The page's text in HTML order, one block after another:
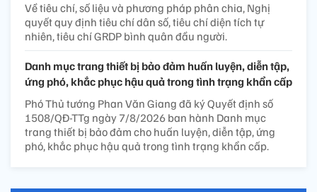
Về tiêu chí, số liệu và phương pháp phân chia, Nghị
quyết quy định tiêu chí dân số, tiêu chí diện tích tự
nhiên, tiêu chí GRDP bình quân đầu người.
Danh mục trang thiết bị bảo đảm huấn luyện, diễn tập,
ứng phó, khắc phục hậu quả trong tình trạng khẩn cấp
Phó Thủ tướng Phan Văn Giang đã ký Quyết định số
1508/QĐ-TTg ngày 7/8/2026 ban hành Danh mục
trang thiết bị bảo đảm cho huấn luyện, diễn tập, ứng
phó, khắc phục hậu quả trong tình trạng khẩn cấp.